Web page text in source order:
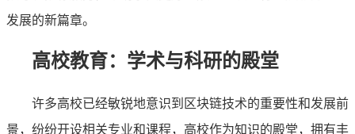
发展的新篇章。
高校教育：学术与科研的殿堂
许多高校已经敏锐地意识到区块链技术的重要性和发展前
景，纷纷开设相关专业和课程，高校作为知识的殿堂，拥有丰